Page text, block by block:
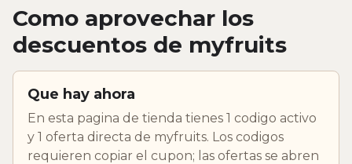
Como aprovechar los
descuentos de myfruits
Que hay ahora
En esta pagina de tienda tienes 1 codigo activo
y 1 oferta directa de myfruits. Los codigos
requieren copiar el cupon; las ofertas se abren